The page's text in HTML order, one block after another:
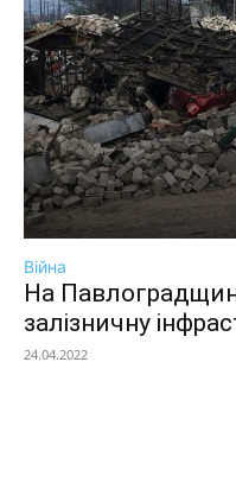
Війна
На
залізничну
24.04.2022